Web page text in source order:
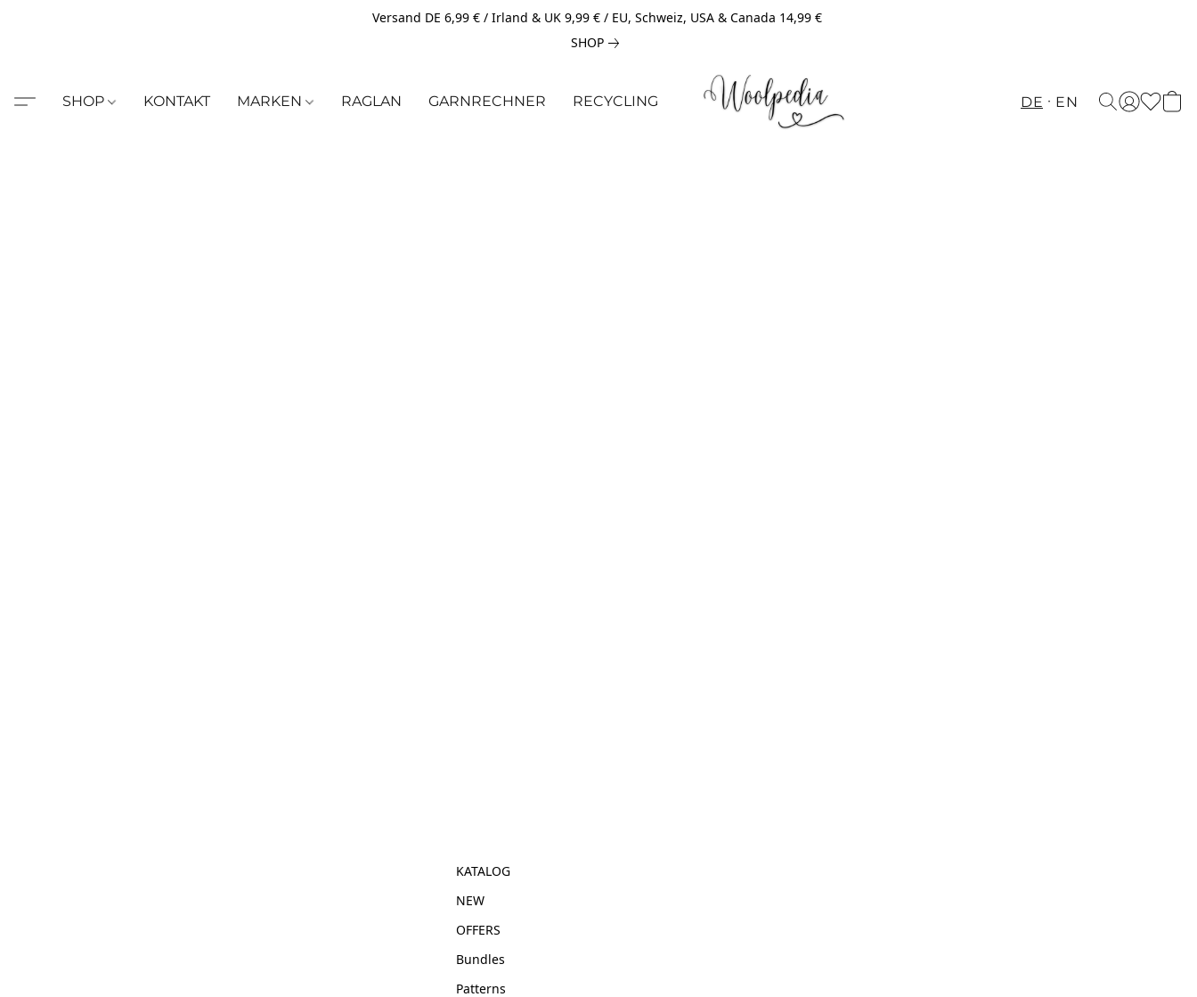
Versand DE 6,99 € / Irland & UK 9,99 € / EU, Schweiz, USA & Canada 14,99 €
SHOP
SHOP KONTAKT MARKEN RAGLAN GARNRECHNER RECYCLING DE EN
KATALOG
NEW
OFFERS
Bundles
Patterns